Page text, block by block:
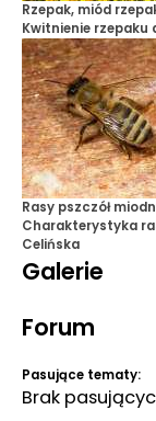
Rzepak, miód
Kwitnienie rzepaku
Rasy pszczół
Charakterystyka
Celińska
Galerie
Forum
Pasujące tematy:
Brak